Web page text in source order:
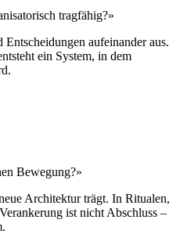
tragfähig?»
aufeinander aus.
ein System, in dem
Bewegung?»
Architektur trägt. In Ritualen,
ist nicht Abschluss –